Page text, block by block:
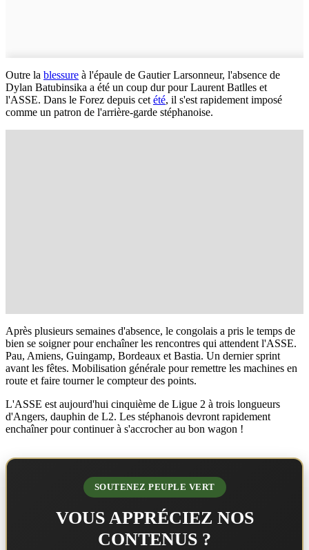
Outre la blessure à l'épaule de Gautier Larsonneur, l'absence de
Dylan Batubinsika a été un coup dur pour Laurent Batlles et
l'ASSE. Dans le Forez depuis cet été, il s'est rapidement imposé
comme un patron de l'arrière-garde stéphanoise.
Après plusieurs semaines d'absence, le congolais a pris le temps de
bien se soigner pour enchaîner les rencontres qui attendent l'ASSE.
Pau, Amiens, Guingamp, Bordeaux et Bastia. Un dernier sprint
avant les fêtes. Mobilisation générale pour remettre les machines en
route et faire tourner le compteur des points.
L'ASSE est aujourd'hui cinquième de Ligue 2 à trois longueurs
d'Angers, dauphin de L2. Les stéphanois devront rapidement
enchaîner pour continuer à s'accrocher au bon wagon !
SOUTENEZ PEUPLE VERT
VOUS APPRÉCIEZ NOS
CONTENUS ?